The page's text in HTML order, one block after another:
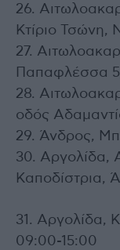
26.
Κτίριο
27.
Παπαφλέσσα
28.
οδός
29. Άνδρος,
30. Αργολίδα,
Καποδίστρια,
31. Αργολίδα,
09:00-15:00